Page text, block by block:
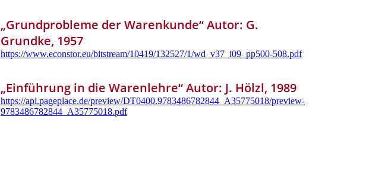
„Grundprobleme der Warenkunde“ Autor: G.
Grundke, 1957
https://www.econstor.eu/bitstream/10419/132527/1/wd_v37_i09_pp500-508.pdf
„Einführung in die Warenlehre“ Autor: J. Hölzl, 1989
https://api.pageplace.de/preview/DT0400.9783486782844_A35775018/preview-
9783486782844_A35775018.pdf